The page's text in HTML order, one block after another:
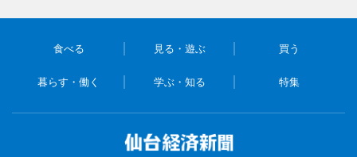
食べる 見る・遊ぶ 買う
暮らす・働く 学ぶ・知る 特集